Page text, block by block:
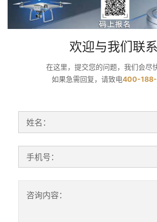
欢迎与我们联系
在这里，提交您的问题，我们会尽
如果急需回复，请致电400-
姓名：
手机号：
咨询内容：